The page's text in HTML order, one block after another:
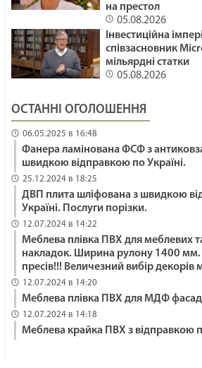
Він Наш Мир
29.01.2025
файно
29.01.2025
СПРАВЖНІЙ МИР /1473/
КАРТОННИЙ БУДИНОЧОК
29.01.2025
ПОБУТИ В ТИШІ /1471/
29.01.2025
на престол
05.08.2026
Інвестиційна
співзасновник
мільярдні статки
05.08.2026
ОСТАННІ ОГОЛОШЕННЯ
06.05.2025 в 16:48
Фанера ламінована ФСФ з
швидкою відправкою по Україні.
25.12.2024 в 18:25
ДВП плита шліфована з швидкою
Україні. Послуги порізки.
12.07.2024 в 14:22
Меблева плівка ПВХ для меблевих
накладок. Ширина рулону 1400
пресів!!! Величезний вибір декорів
12.07.2024 в 14:20
Меблева плівка ПВХ для МДФ
12.07.2024 в 14:18
Меблева крайка ПВХ з відправкою